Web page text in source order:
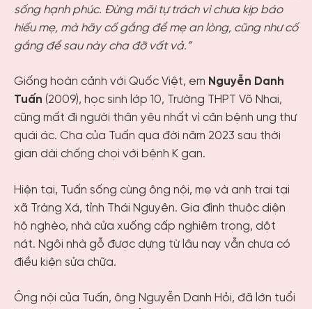
sống hạnh phúc. Đừng mãi tự trách vì chưa kịp báo
hiếu mẹ, mà hãy cố gắng để mẹ an lòng, cũng như cố
gắng để sau này cha đỡ vất vả.”
Giống hoàn cảnh với Quốc Việt, em Nguyễn Danh
Tuấn (2009), học sinh lớp 10, Trường THPT Võ Nhai,
cũng mất đi người thân yêu nhất vì căn bệnh ung thư
quái ác. Cha của Tuấn qua đời năm 2023 sau thời
gian dài chống chọi với bệnh K gan.
Hiện tại, Tuấn sống cùng ông nội, mẹ và anh trai tại
xã Tràng Xá, tỉnh Thái Nguyên. Gia đình thuộc diện
hộ nghèo, nhà cửa xuống cấp nghiêm trọng, dột
nát. Ngôi nhà gỗ được dựng từ lâu nay vẫn chưa có
điều kiện sửa chữa.
Ông nội của Tuấn, ông Nguyễn Danh Hỏi, đã lớn tuổi